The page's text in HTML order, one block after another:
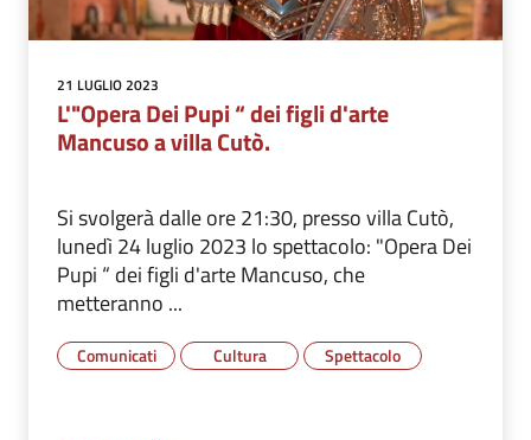
21 LUGLIO 2023
L'"Opera Dei Pupi “ dei figli d'arte
Mancuso a villa Cutò.
Si svolgerà dalle ore 21:30, presso villa Cutò,
lunedì 24 luglio 2023 lo spettacolo: "Opera Dei
Pupi “ dei figli d'arte Mancuso, che
metteranno ...
Comunicati Cultura Spettacolo